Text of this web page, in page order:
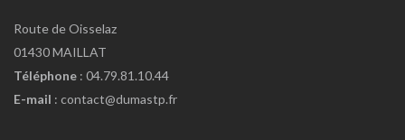
Route de Oisselaz
01430 MAILLAT
Téléphone : 04.79.81.10.44
E-mail : contact@dumastp.fr